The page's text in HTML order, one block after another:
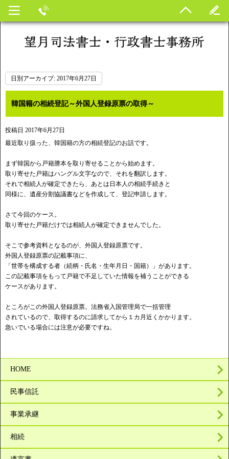
日別アーカイブ: 2017年6月27日
韓国籍の相続登記～外国人登録原票の取得～
投稿日 2017年6月27日
最近取り扱った、韓国籍の方の相続登記のお話です。
まず韓国から戸籍謄本を取り寄せることから始めます。
取り寄せた戸籍はハングル文字なので、それを翻訳します。
それで相続人が確定できたら、あとは日本人の相続手続きと
同様に、遺産分割協議書などを作成して、登記申請します。
さて今回のケース。
取り寄せた戸籍だけでは相続人が確定できませんでした。
そこで参考資料となるのが、外国人登録原票です。
外国人登録原票の記載事項に、
「世帯を構成する者（続柄・氏名・生年月日・国籍）」があります。
この記載事項をもって戸籍で不足していた情報を補うことができる
ケースがあります。
ところがこの外国人登録原票。法務省入国管理局で一括管理
されているので、取得するのに請求してから１カ月近くかかります。
急いでいる場合には注意が必要ですね。
HOME
民事信託
事業承継
相続